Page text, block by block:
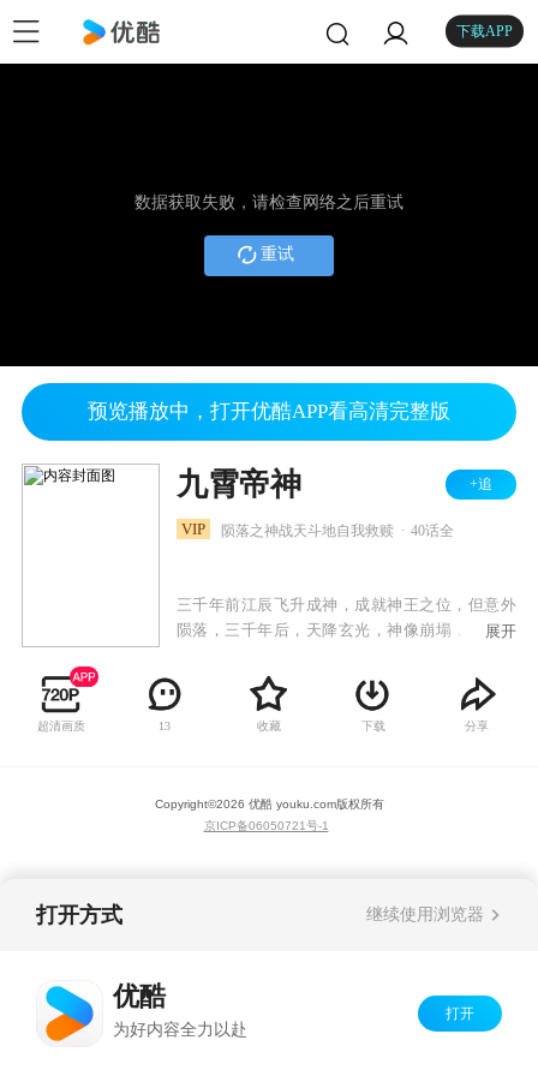
下载APP
数据获取失败，请检查网络之后重试
重试
预览播放中，打开优酷APP看高清完整版
九霄帝神 +追
VIP 陨落之神战天斗地自我救赎 40话全
三千年前江辰飞升成神，成就神王之位，但意外
陨落，三千年后，天降玄光，神像崩塌，江辰魂
携众弟子从废墟中奋起，不畏强权，战天斗地，
开始自我救赎，发出霸气的最强音：待我回归九
霄，必以神血开苍天！
展开
超清画质 13 收藏 下载 分享
Copyright©2026 优酷 youku.com版权所有
京ICP备06050721号-1
打开方式 继续使用浏览器
优酷
为好内容全力以赴
打开